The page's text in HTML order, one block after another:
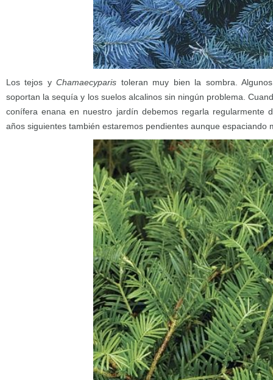
Los tejos yChamaecyparis toleran muy bien la sombra.
soportan la sequía y los suelos alcalinos sin ningún problema.
conífera enana en nuestro jardín debemos regarla regularmente
años siguientes también estaremos pendientes aunque espaciando